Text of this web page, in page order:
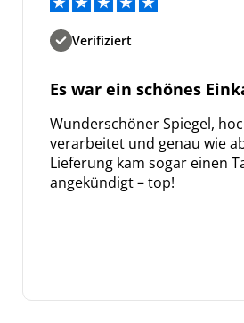
Verifiziert
Es war ein schönes
Wunderschöner Spiegel,
verarbeitet und genau wie
Lieferung kam sogar einen
angekündigt – top!